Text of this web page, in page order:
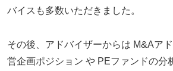
バイスも多数いただきました。
その後、アドバイザーからは M&Aア
営企画ポジション や PEファンドの分